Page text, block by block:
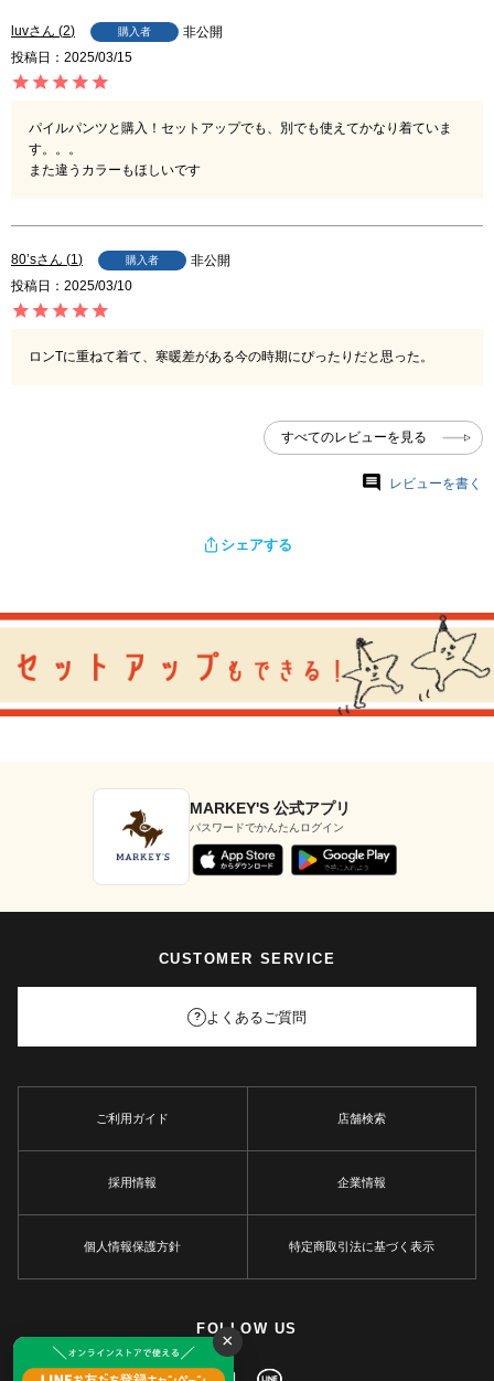
×
luv 2 購入者
非公開
投稿日
2025/03/15
パイルパンツと購入！セットアップでも、別でも使えてかなり着ていま
す。。。
また違うカラーもほしいです
80’s 1 購入者
非公開
投稿日
2025/03/10
すべてのレビューを見る
レビューを書く
シェアする
MARKEY'S 公式アプリ
パスワードでかんたんログイン
CUSTOMER SERVICE
? よくあるご質問
ご利用ガイド 店舗検索
採用情報 企業情報
個人情報保護方針 特定商取引法に基づく表示
FOLLOW US